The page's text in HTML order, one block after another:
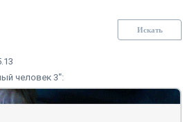
человек 3":